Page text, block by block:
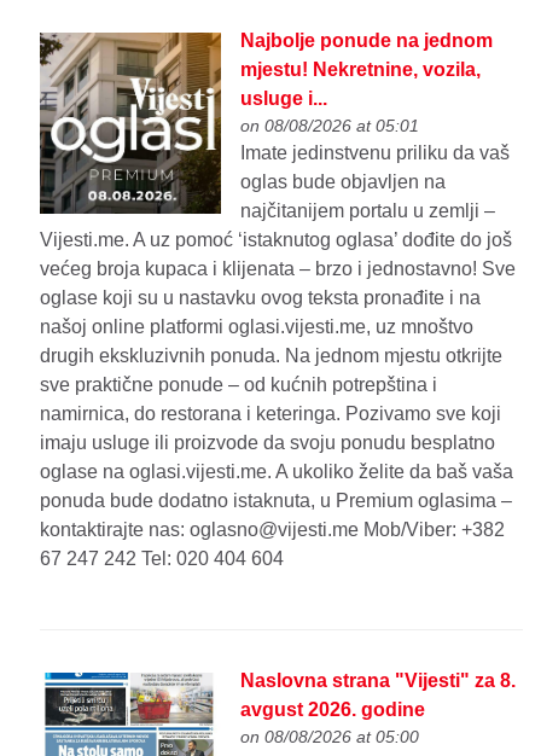
Najbolje ponude na jednom
mjestu! Nekretnine, vozila,
usluge i...
on 08/08/2026 at 05:01
Imate jedinstvenu priliku da vaš
oglas bude objavljen na
najčitanijem portalu u zemlji –
Vijesti.me. A uz pomoć ‘istaknutog oglasa’ dođite do još
većeg broja kupaca i klijenata – brzo i jednostavno! Sve
oglase koji su u nastavku ovog teksta pronađite i na
našoj online platformi oglasi.vijesti.me, uz mnoštvo
drugih ekskluzivnih ponuda. Na jednom mjestu otkrijte
sve praktične ponude – od kućnih potrepština i
namirnica, do restorana i keteringa. Pozivamo sve koji
imaju usluge ili proizvode da svoju ponudu besplatno
oglase na oglasi.vijesti.me. A ukoliko želite da baš vaša
ponuda bude dodatno istaknuta, u Premium oglasima –
kontaktirajte nas: oglasno@vijesti.me Mob/Viber: +382
67 247 242 Tel: 020 404 604
Naslovna strana "Vijesti" za 8.
avgust 2026. godine
on 08/08/2026 at 05:00